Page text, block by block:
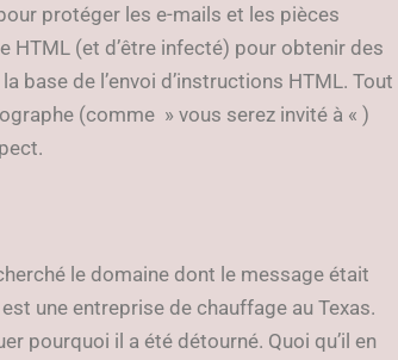
protéger les e-mails et les pièces
HTML (et d’être infecté) pour obtenir des
base de l’envoi d’instructions HTML. Tout
(comme » vous serez invité à « )
le domaine dont le message était
une entreprise de chauffage au Texas.
pourquoi il a été détourné. Quoi qu’il en